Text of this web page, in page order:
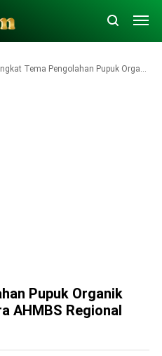
Tema Pengolahan Pupuk Organik dari Limbah, Rafi Juara AHMBS Regional 2020
Pupuk Organik
AHMBS Regional